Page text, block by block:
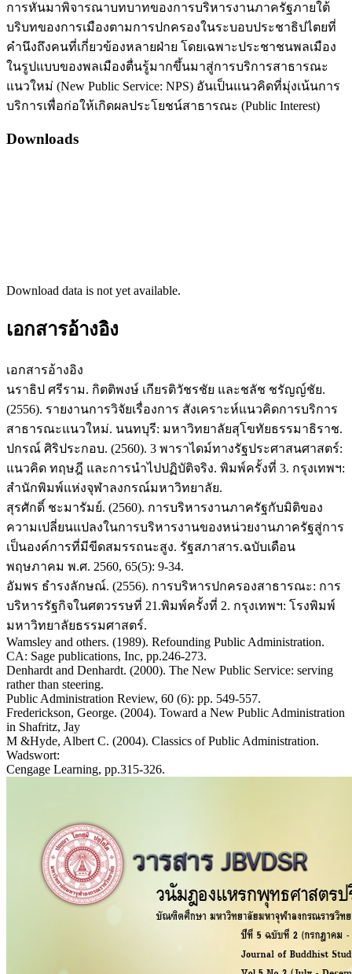
การหันมาพิจารณาบทบาทของการบริหารงานภาครัฐภายใต้
บริบทของการเมืองตามการปกครองในระบอบประชาธิปไตยที่
คำนึงถึงคนที่เกี่ยวข้องหลายฝ่าย โดยเฉพาะประชาชนพลเมือง
ในรูปแบบของพลเมืองตื่นรู้มากขึ้นมาสู่การบริการสาธารณะ
แนวใหม่ (New Public Service: NPS) อันเป็นแนวคิดที่มุ่งเน้นการ
บริการเพื่อก่อให้เกิดผลประโยชน์สาธารณะ (Public Interest)
Downloads
Download data is not yet available.
เอกสารอ้างอิง
เอกสารอ้างอิง
นราธิป ศรีราม. กิตติพงษ์ เกียรติวัชรชัย และชลัช ชรัญญ์ชัย.
(2556). รายงานการวิจัยเรื่องการ สังเคราะห์แนวคิดการบริการ
สาธารณะแนวใหม่. นนทบุรี: มหาวิทยาลัยสุโขทัยธรรมาธิราช.
ปกรณ์ ศิริประกอบ. (2560). 3 พาราไดม์ทางรัฐประศาสนศาสตร์:
แนวคิด ทฤษฎี และการนำไปปฏิบัติจริง. พิมพ์ครั้งที่ 3. กรุงเทพฯ:
สำนักพิมพ์แห่งจุฬาลงกรณ์มหาวิทยาลัย.
สุรศักดิ์ ชะมารัมย์. (2560). การบริหารงานภาครัฐกับมิติของ
ความเปลี่ยนแปลงในการบริหารงานของหน่วยงานภาครัฐสู่การ
เป็นองค์การที่มีขีดสมรรถนะสูง. รัฐสภาสาร.ฉบับเดือน
พฤษภาคม พ.ศ. 2560, 65(5): 9-34.
อัมพร ธำรงลักษณ์. (2556). การบริหารปกครองสาธารณะ: การ
บริหารรัฐกิจในศตวรรษที่ 21.พิมพ์ครั้งที่ 2. กรุงเทพฯ: โรงพิมพ์
มหาวิทยาลัยธรรมศาสตร์.
Wamsley and others. (1989). Refounding Public Administration.
CA: Sage publications, Inc, pp.246-273.
Denhardt and Denhardt. (2000). The New Public Service: serving
rather than steering.
Public Administration Review, 60 (6): pp. 549-557.
Frederickson, George. (2004). Toward a New Public Administration
in Shafritz, Jay
M &Hyde, Albert C. (2004). Classics of Public Administration.
Wadswort:
Cengage Learning, pp.315-326.